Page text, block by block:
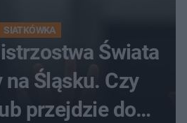
SIATKÓWKA
Świata
Śląsku. Czy
przejdzie do